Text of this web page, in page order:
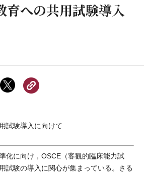
育への共用試験導入
試験導入に向けて
化に向け，OSCE（客観的臨床能力試
試験の導入に関心が集まっている。さる